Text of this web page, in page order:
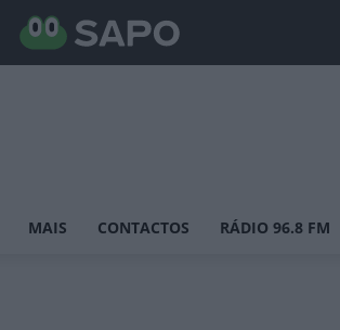
MAIS CONTACTOS RÁDIO 96.8 FM